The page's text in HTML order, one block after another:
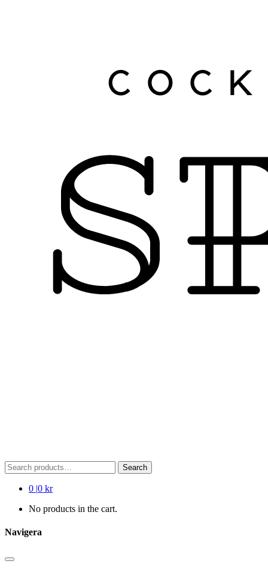
Search
for:
Search
0 |0 kr
No products in the cart.
Navigera